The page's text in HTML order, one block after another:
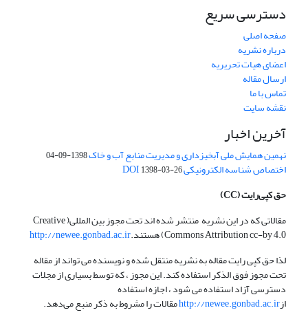
دسترسی سریع
صفحه اصلی
درباره نشریه
اعضای هیات تحریریه
ارسال مقاله
تماس با ما
نقشه سایت
آخرین اخبار
نهمین همایش ملی آبخیزداری و مدیریت منابع آب و خاک1398-09-04
اختصاص شناسه الکترونیکی DOI1398-03-26
حق کپی‌رایت(CC)
مقالاتی که در این نشریه منتشر شده اند تحت مجوز بین المللی( Creative
Commons Attribution cc-by 4.0) هستند.
http://newee.gonbad.ac.ir
لذا حق کپی رایت مقاله به نشریه منتقل شده و نویسنده می تواند از مقاله
تحت مجوز فوق الذکر استفاده کند. این مجوز ، که توسط بسیاری از مجلات
دسترسی آزاد استفاده می شود ، اجازه استفاده
ازhttp://newee.gonbad.ac.irمقالات را مشروط به ذکر منبع می‌دهد.